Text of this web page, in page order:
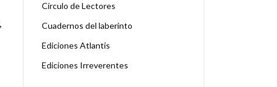
Círculo de Lectores
Cuadernos del laberinto
Ediciones Atlantis
Ediciones Irreverentes